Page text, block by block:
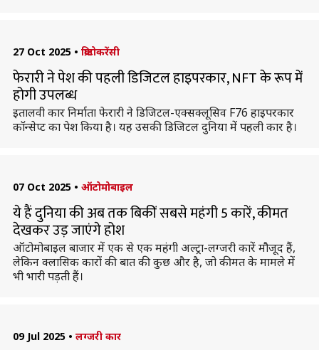
27 Oct 2025 • क्रिप्टोकरेंसी
फेरारी ने पेश की पहली डिजिटल हाइपरकार, NFT के रूप में
होगी उपलब्ध
इतालवी कार निर्माता फेरारी ने डिजिटल-एक्सक्लूसिव F76 हाइपरकार
कॉन्सेप्ट का पेश किया है। यह उसकी डिजिटल दुनिया में पहली कार है।
07 Oct 2025 • ऑटोमोबाइल
ये हैं दुनिया की अब तक बिकीं सबसे महंगी 5 कारें, कीमत
देखकर उड़ जाएंगे होश
ऑटोमोबाइल बाजार में एक से एक महंगी अल्ट्रा-लग्जरी कारें मौजूद हैं,
लेकिन क्लासिक कारों की बात की कुछ और है, जो कीमत के मामले में
भी भारी पड़ती हैं।
09 Jul 2025 • लग्जरी कार